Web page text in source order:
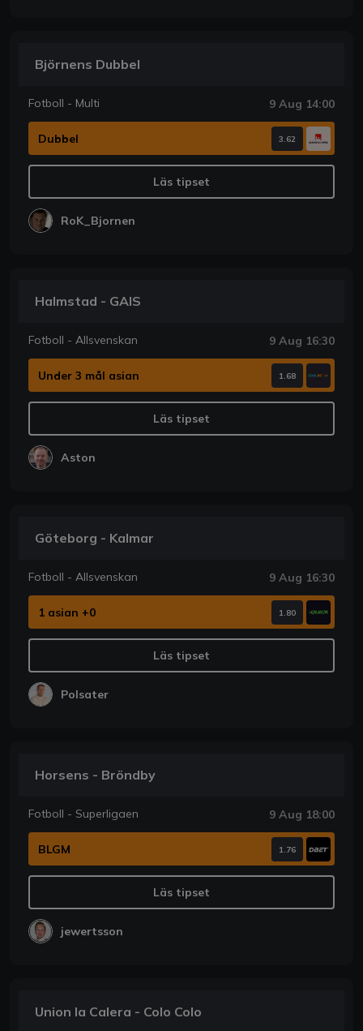
Björnens Dubbel
Fotboll - Multi 9 Aug 14:00
Dubbel 3.62
Läs tipset
RoK_Bjornen
Halmstad - GAIS
Fotboll - Allsvenskan 9 Aug 16:30
Under 3 mål asian 1.68
Läs tipset
Aston
Göteborg - Kalmar
Fotboll - Allsvenskan 9 Aug 16:30
1 asian +0 1.80
Läs tipset
Polsater
Horsens - Bröndby
Fotboll - Superligaen 9 Aug 18:00
BLGM 1.76
Läs tipset
jewertsson
Union la Calera - Colo Colo